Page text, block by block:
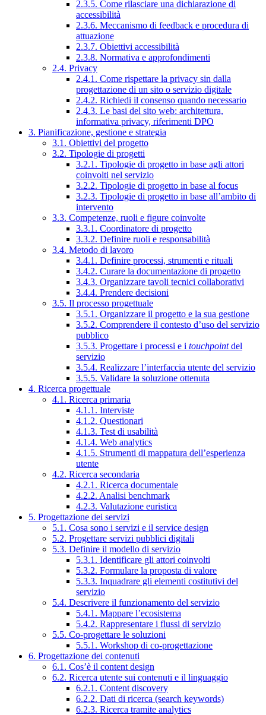
2.3.5. Come rilasciare una dichiarazione di
accessibilità
2.3.6. Meccanismo di feedback e procedura di
attuazione
2.3.7. Obiettivi accessibilità
2.3.8. Normativa e approfondimenti
2.4. Privacy
2.4.1. Come rispettare la privacy sin dalla
progettazione di un sito o servizio digitale
2.4.2. Richiedi il consenso quando necessario
2.4.3. Le basi del sito web: architettura,
informativa privacy, riferimenti DPO
3. Pianificazione, gestione e strategia
3.1. Obiettivi del progetto
3.2. Tipologie di progetti
3.2.1. Tipologie di progetto in base agli attori
coinvolti nel servizio
3.2.2. Tipologie di progetto in base al focus
3.2.3. Tipologie di progetto in base all’ambito di
intervento
3.3. Competenze, ruoli e figure coinvolte
3.3.1. Coordinatore di progetto
3.3.2. Definire ruoli e responsabilità
3.4. Metodo di lavoro
3.4.1. Definire processi, strumenti e rituali
3.4.2. Curare la documentazione di progetto
3.4.3. Organizzare tavoli tecnici collaborativi
3.4.4. Prendere decisioni
3.5. Il processo progettuale
3.5.1. Organizzare il progetto e la sua gestione
3.5.2. Comprendere il contesto d’uso del servizio
pubblico
3.5.3. Progettare i processi e i touchpointdel
servizio
3.5.4. Realizzare l’interfaccia utente del servizio
3.5.5. Validare la soluzione ottenuta
4. Ricerca progettuale
4.1. Ricerca primaria
4.1.1. Interviste
4.1.2. Questionari
4.1.3. Test di usabilità
4.1.4. Web analytics
4.1.5. Strumenti di mappatura dell’esperienza
utente
4.2. Ricerca secondaria
4.2.1. Ricerca documentale
4.2.2. Analisi benchmark
4.2.3. Valutazione euristica
5. Progettazione dei servizi
5.1. Cosa sono i servizi e il service design
5.2. Progettare servizi pubblici digitali
5.3. Definire il modello di servizio
5.3.1. Identificare gli attori coinvolti
5.3.2. Formulare la proposta di valore
5.3.3. Inquadrare gli elementi costitutivi del
servizio
5.4. Descrivere il funzionamento del servizio
5.4.1. Mappare l’ecosistema
5.4.2. Rappresentare i flussi di servizio
5.5. Co-progettare le soluzioni
5.5.1. Workshop di co-progettazione
6. Progettazione dei contenuti
6.1. Cos’è il content design
6.2. Ricerca utente sui contenuti e il linguaggio
6.2.1. Content discovery
6.2.2. Dati di ricerca (search keywords)
6.2.3. Ricerca tramite analytics